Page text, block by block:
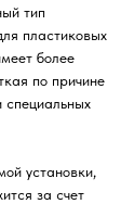
тип
пластиковых
более
по причине
специальных
установки,
за счет